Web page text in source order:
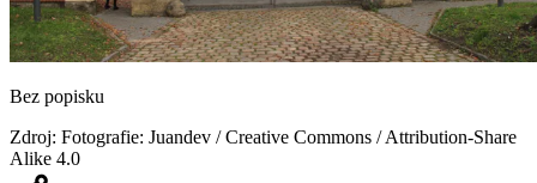
Bez popisku
Zdroj: Fotografie: Juandev / Creative Commons / Attribution-Share
Alike 4.0